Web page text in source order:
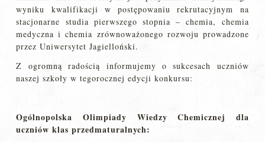
wyniku kwalifikacji w postępowaniu rekrutacyjnym na
stacjonarne studia pierwszego stopnia – chemia, chemia
medyczna i chemia zrównoważonego rozwoju prowadzone
przez Uniwersytet Jagielloński.
Z ogromną radością informujemy o sukcesach uczniów
naszej szkoły w tegorocznej edycji konkursu:
Ogólnopolska Olimpiady Wiedzy Chemicznej dla
uczniów klas przedmaturalnych: